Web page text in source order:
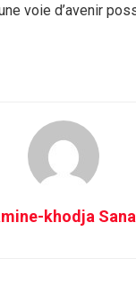
voie d’avenir
khodja Sana